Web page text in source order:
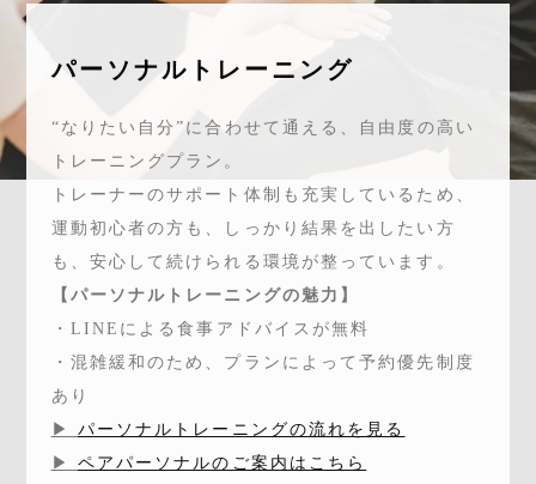
パーソナルトレーニング
“なりたい自分”に合わせて通える、自由度の高い
トレーニングプラン。
トレーナーのサポート体制も充実しているため、
運動初心者の方も、しっかり結果を出したい方
も、安心して続けられる環境が整っています。
【パーソナルトレーニングの魅力】
・LINEによる食事アドバイスが無料
・混雑緩和のため、プランによって予約優先制度
あり
▶︎ パーソナルトレーニングの流れを見る
▶︎ ペアパーソナルのご案内はこちら